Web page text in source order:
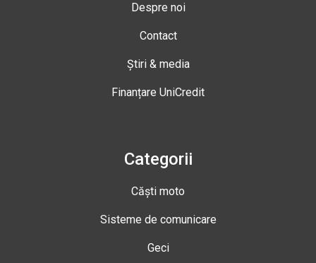
Despre noi
Contact
Știri & media
Finanțare UniCredit
Categorii
Căști moto
Sisteme de comunicare
Geci